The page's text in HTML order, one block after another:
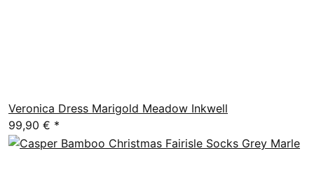
Veronica Dress Marigold Meadow Inkwell
99,90 € *